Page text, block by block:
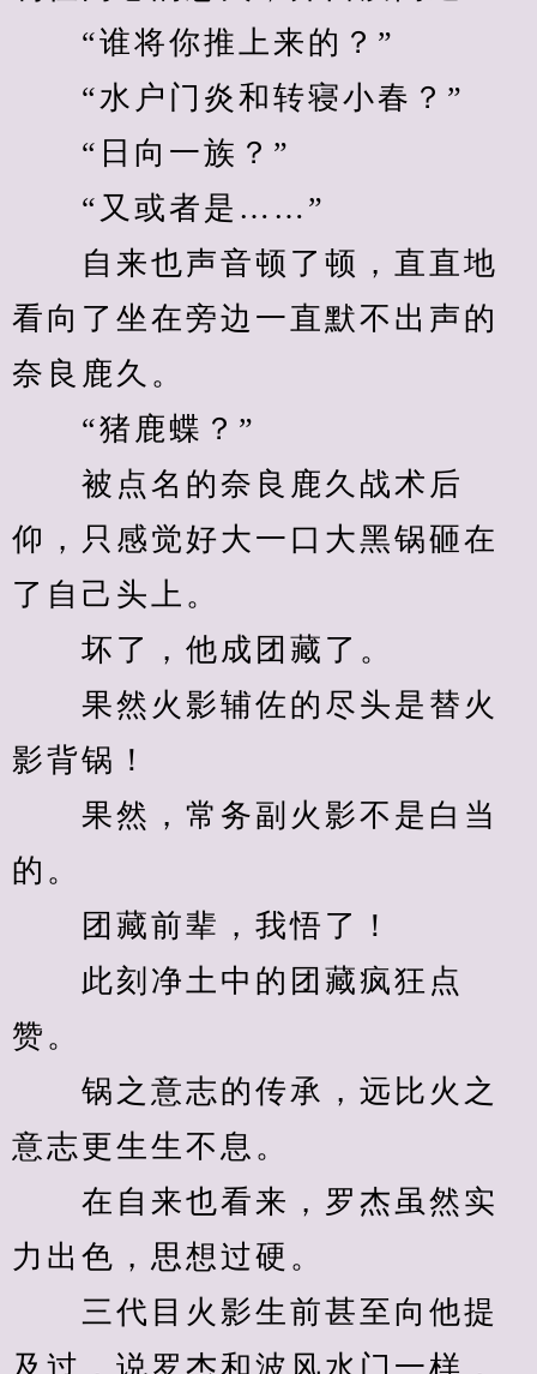
“谁将你推上来的？”
“水户门炎和转寝小春？”
“日向一族？”
“又或者是……”
自来也声音顿了顿，直直地
看向了坐在旁边一直默不出声的
奈良鹿久。
“猪鹿蝶？”
被点名的奈良鹿久战术后
仰，只感觉好大一口大黑锅砸在
了自己头上。
坏了，他成团藏了。
果然火影辅佐的尽头是替火
影背锅！
果然，常务副火影不是白当
的。
团藏前辈，我悟了！
此刻净土中的团藏疯狂点
赞。
锅之意志的传承，远比火之
意志更生生不息。
在自来也看来，罗杰虽然实
力出色，思想过硬。
三代目火影生前甚至向他提